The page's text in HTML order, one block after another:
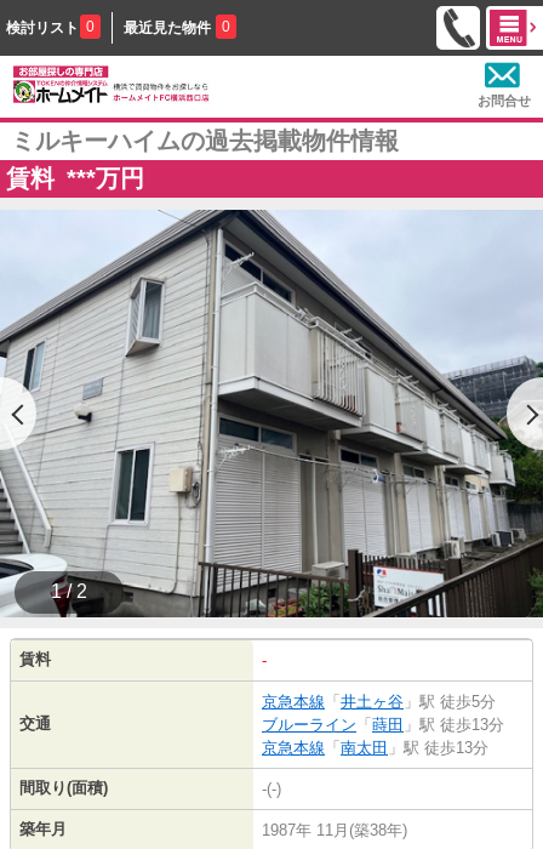
検討リスト 0 最近見た物件 0
お問合せ
ミルキーハイムの過去掲載物件情報
賃料 ***万円
1 / 2
賃料 -
交通
京急本線 「 井土ヶ谷 」駅 徒歩5分
ブルーライン 「 蒔田 」駅 徒歩13分
京急本線 「 南太田 」駅 徒歩13分
間取り(面積) -(-)
築年月 1987年 11月(築38年)